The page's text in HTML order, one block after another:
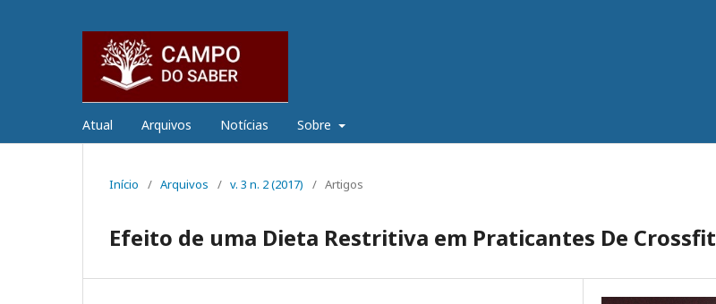
Atual Arquivos Notícias Sobre
Início / Arquivos / v. 3 n. 2 (2017) / Artigos
Efeito de uma Dieta Restritiva em Praticantes De Crossfit